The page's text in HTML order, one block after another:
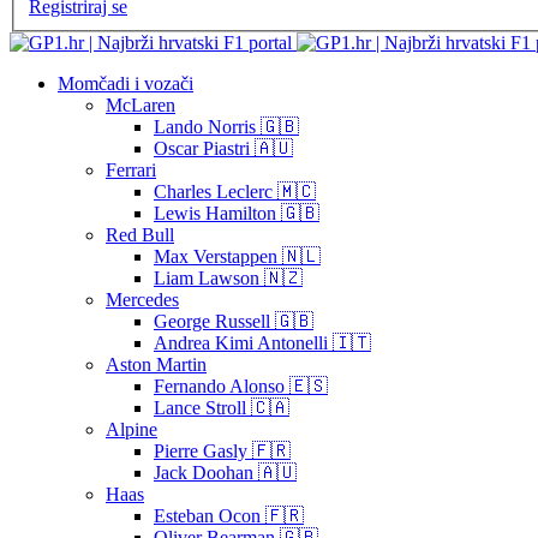
Registriraj se
Momčadi i vozači
McLaren
Lando Norris 🇬🇧
Oscar Piastri 🇦🇺
Ferrari
Charles Leclerc 🇲🇨
Lewis Hamilton 🇬🇧
Red Bull
Max Verstappen 🇳🇱
Liam Lawson 🇳🇿
Mercedes
George Russell 🇬🇧
Andrea Kimi Antonelli 🇮🇹
Aston Martin
Fernando Alonso 🇪🇸
Lance Stroll 🇨🇦
Alpine
Pierre Gasly 🇫🇷
Jack Doohan 🇦🇺
Haas
Esteban Ocon 🇫🇷